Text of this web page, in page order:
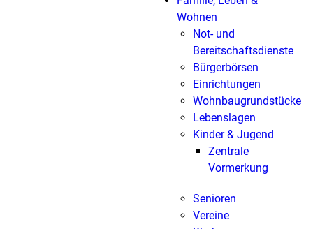
Wohnen
Not- und
Bereitschaftsdienste
Bürgerbörsen
Einrichtungen
Wohnbaugrundstücke
Lebenslagen
Kinder & Jugend
Zentrale
Vormerkung
Senioren
Vereine